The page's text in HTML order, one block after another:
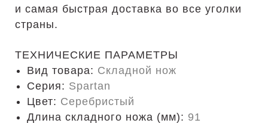
и самая быстрая доставка во все уголки
страны.
ТЕХНИЧЕСКИЕ ПАРАМЕТРЫ
Вид товара: Складной нож
Серия: Spartan
Цвет: Серебристый
Длина складного ножа (мм): 91